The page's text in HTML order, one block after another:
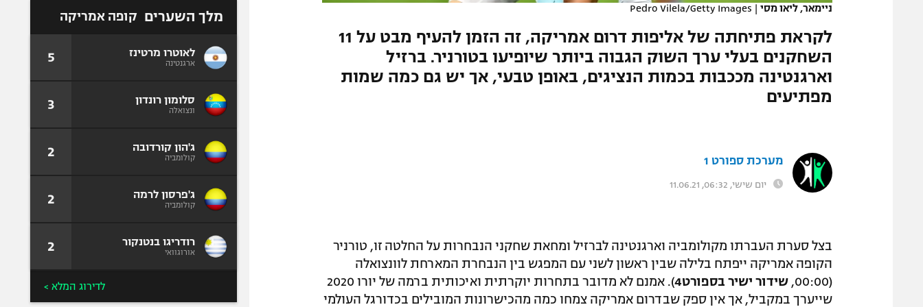
המגזיןניימאר, ליאו מסי |
Pedro Vilela/Getty Images
לקראת פתיחתה של אליפות דרום אמריקה, זה הזמן להעיף מבט על 11
השחקנים בעלי ערך השוק הגבוה ביותר שיופיעו בטורניר. ברזיל
וארגנטינה מככבות בכמות הנציגים, באופן טבעי, אך יש גם כמה שמות
מפתיעים
מערכת ספורט 1
יום שישי, 06:32, 11.06.21
בצל סערת העברתו מקולומביה וארגנטינה לברזיל ומחאת שחקני הנבחרות על החלטה זו, טורניר
הקופה אמריקה ייפתח בלילה שבין ראשון לשני עם המפגש בין הנבחרת המארחת לוונצואלה
(00:00,
שידור ישיר בספורט4
). אמנם לא מדובר בתחרות יוקרתית ואיכותית ברמה של יורו 2020
שייערך במקביל, אך אין ספק שבדרום אמריקה צמחו כמה מהכישרונות המובילים בכדורגל העולמי
מלך השערים קופה אמריקה
לאוטרו מרטינז
ארגנטינה 5
סלומון רונדון
ונצואלה 3
ג'הון קורדובה
קולומביה 2
ג'פרסון לרמה
קולומביה 2
רודריגו בנטנקור
אורוגוואי 2
לדירוג המלא >